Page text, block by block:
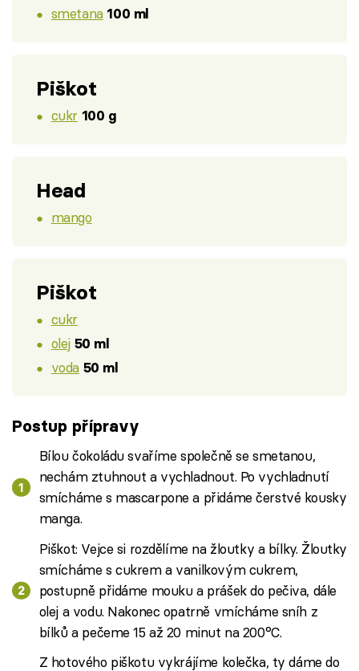
smetana 100 ml
Piškot
cukr 100 g
Head
mango
Piškot
cukr
olej 50 ml
voda 50 ml
Postup přípravy
Bílou čokoládu svaříme společně se smetanou,
nechám ztuhnout a vychladnout. Po vychladnutí
smícháme s mascarpone a přidáme čerstvé kousky
manga.
Piškot: Vejce si rozdělíme na žloutky a bílky. Žloutky
smícháme s cukrem a vanilkovým cukrem,
postupně přidáme mouku a prášek do pečiva, dále
olej a vodu. Nakonec opatrně vmícháme sníh z
bílků a pečeme 15 až 20 minut na 200°C.
Z hotového piškotu vykrájíme kolečka, ty dáme do